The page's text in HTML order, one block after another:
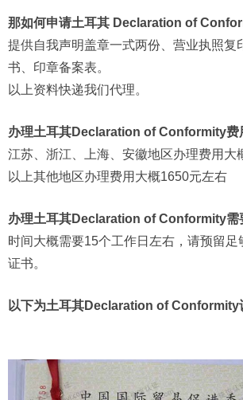
那如何申请土耳其 Declaration of
提供自我声明盖章一式两份、营业执照复
书、印章备案表。
以上资料快递我们代理。
办理土耳其Declaration of Conformity费
江苏、浙江、上海、安徽地区办理费用大
以上其他地区办理费用大概1650元左右
办理土耳其Declaration of Conformity需
时间大概需要15个工作日左右，请预留足
证书。
以下为土耳其Declaration of Conformity